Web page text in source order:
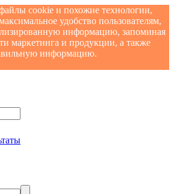
cookie и похожие технологии,
удобство пользователям,
информацию, запоминая
маркетинга и продукции, а также
информацию.